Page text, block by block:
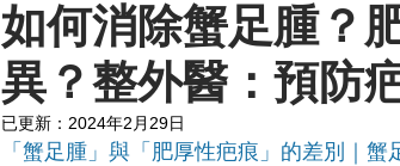
如何消除蟹足腫？
異？整外醫：預防
已更新： 2024年2月29日
「蟹足腫」與「肥厚性疤痕」的差別 蟹